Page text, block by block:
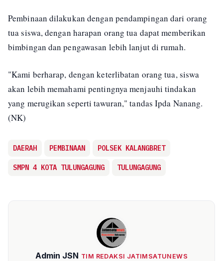
Pembinaan dilakukan dengan pendampingan dari orang
tua siswa, dengan harapan orang tua dapat memberikan
bimbingan dan pengawasan lebih lanjut di rumah.
"Kami berharap, dengan keterlibatan orang tua, siswa
akan lebih memahami pentingnya menjauhi tindakan
yang merugikan seperti tawuran," tandas Ipda Nanang.
(NK)
DAERAH PEMBINAAN POLSEK KALANGBRET
SMPN 4 KOTA TULUNGAGUNG TULUNGAGUNG
Admin JSN TIM REDAKSI JATIMSATUNEWS